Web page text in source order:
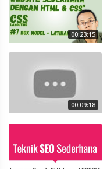
00:23:15
00:09:18